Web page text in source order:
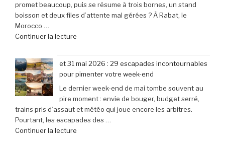
ans
après
K70
Pro
79,99
€
(-25% »
promet beaucoup, puis se résume à trois bornes, un stand
boisson et deux files d’attente mal gérées ? À Rabat, le
Morocco …
Continuer la lecture
au
Morocco
Gaming
Expo
:
le
rendez-
et 31 mai 2026 : 29 escapades incontournables
pour pimenter votre week-end
Le dernier week-end de mai tombe souvent au
pire moment : envie de bouger, budget serré,
trains pris d’assaut et météo qui joue encore les arbitres.
Pourtant, les escapades des …
Continuer la lecture